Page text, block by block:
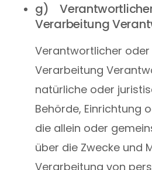
g)
Verarbeitung
Verantwortlicher
Verarbeitung
natürliche oder
Behörde, Einrichtung
die allein oder
über die Zwecke und
Verarbeitung von